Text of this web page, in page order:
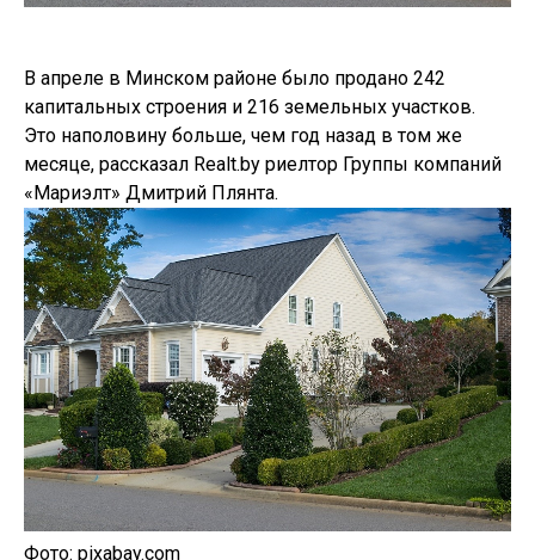
В апреле в Минском районе было продано 242
капитальных строения и 216 земельных участков.
Это наполовину больше, чем год назад в том же
месяце, рассказал Realt.by риелтор Группы компаний
«Мариэлт» Дмитрий Плянта.
Фото: pixabay.com